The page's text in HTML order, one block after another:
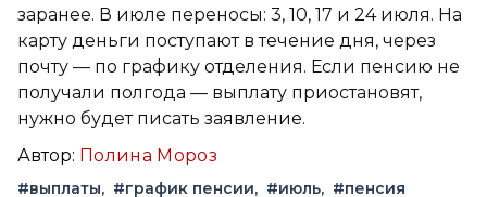
заранее. В июле переносы: 3, 10, 17 и 24 июля. На
карту деньги поступают в течение дня, через
почту — по графику отделения. Если пенсию не
получали полгода — выплату приостановят,
нужно будет писать заявление.
Автор: Полина Мороз
#выплаты #график пенсии #июль #пенсия